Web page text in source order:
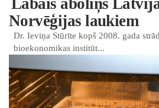
Labais āboliņš
Norvēģijas laukiem
Dr. Ieviņa Stūrīte kopš 2008. gada
bioekonomikas institūt...